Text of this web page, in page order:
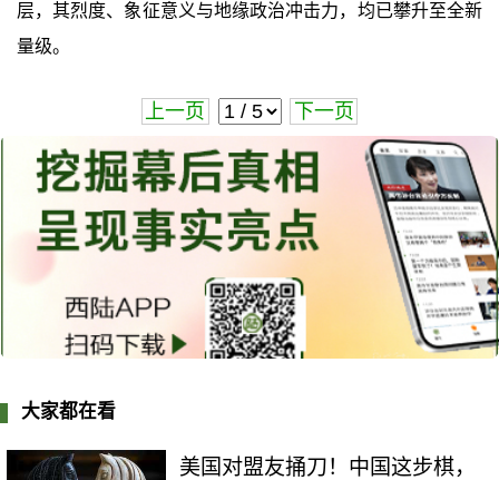
层，其烈度、象征意义与地缘政治冲击力，均已攀升至全新
量级。
上一页 下一页
大家都在看
美国对盟友捅刀！中国这步棋，